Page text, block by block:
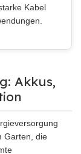
Kabel
Akkus,
Garten, die